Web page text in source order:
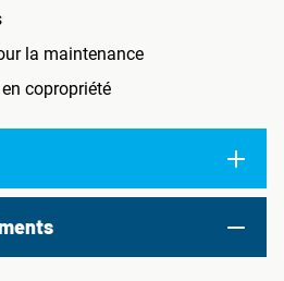
la maintenance
copropriété